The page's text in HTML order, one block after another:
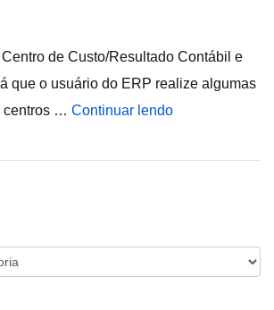
de Custo/Resultado Contábil e
que o usuário do ERP realize algumas
centros … Continuar lendo